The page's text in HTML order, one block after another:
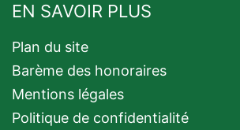
EN SAVOIR PLUS
Plan du site
Barème des honoraires
Mentions légales
Politique de confidentialité